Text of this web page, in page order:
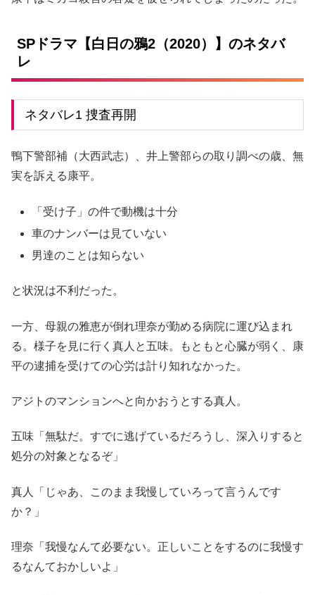
SPドラマ【白日の鴉2（2020）】のネタバ
レ
ネタバレ1 捜査再開
鴨下警部補（大西武志）、井上警部らの取り調べの歳、無
実を訴える康平。
「受け子」の件で動機は十分
車のナンバーは見ていない
男達のことは知らない
と状況は不利だった。
一方、母親の雅恵が倒れ理奈が勤める病院に運び込まれ
る。様子を見に行く真人と五味。もともと心臓が弱く、康
平の逮捕を受けての心労は計り知れなかった。
アジトのマンションへと向かおうとする真人。
五味「無駄だ。すでに逃げているだろうし、深入りすると
処分の対象となるぞ」
真人「じゃあ、このまま我慢していろって言うんです
か？」
理奈「我慢なんて必要ない。正しいことをするのに我慢す
るなんておかしいよ」